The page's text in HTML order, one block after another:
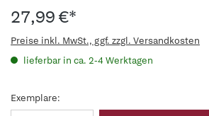
27,99 €*
Preise inkl. MwSt., ggf. zzgl. Versandkosten
lieferbar in ca. 2-4 Werktagen
Exemplare: